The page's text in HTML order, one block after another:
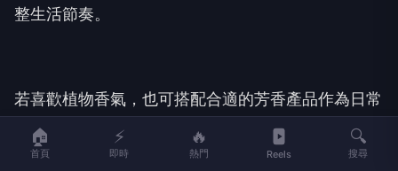
整生活節奏。
若喜歡植物香氣，也可搭配合適的芳香產品作為日常
放鬆的一環；若汗皰疹反覆發作、搔癢嚴重，或暴食
情形持續影響生活，仍建議尋求皮膚科或相關醫療專
🏠
首頁
⚡
即時
🔥
熱門 Reels
🔍
搜尋